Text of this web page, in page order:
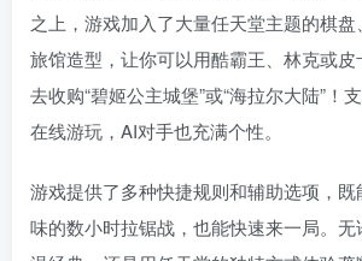
之上，游戏加入了大量任天堂主题的棋
旅馆造型，让你可以用酷霸王、林克或皮
去收购“碧姬公主城堡”或“海拉尔大陆”！
在线游玩，AI对手也充满个性。
游戏提供了多种快捷规则和辅助选项，
味的数小时拉锯战，也能快速来一局。